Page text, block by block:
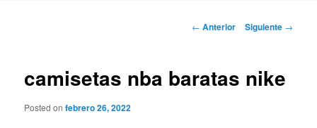
Navegación
← Anterior Siguiente →
camisetas nba baratas nike
Posted onfebrero 26, 2022